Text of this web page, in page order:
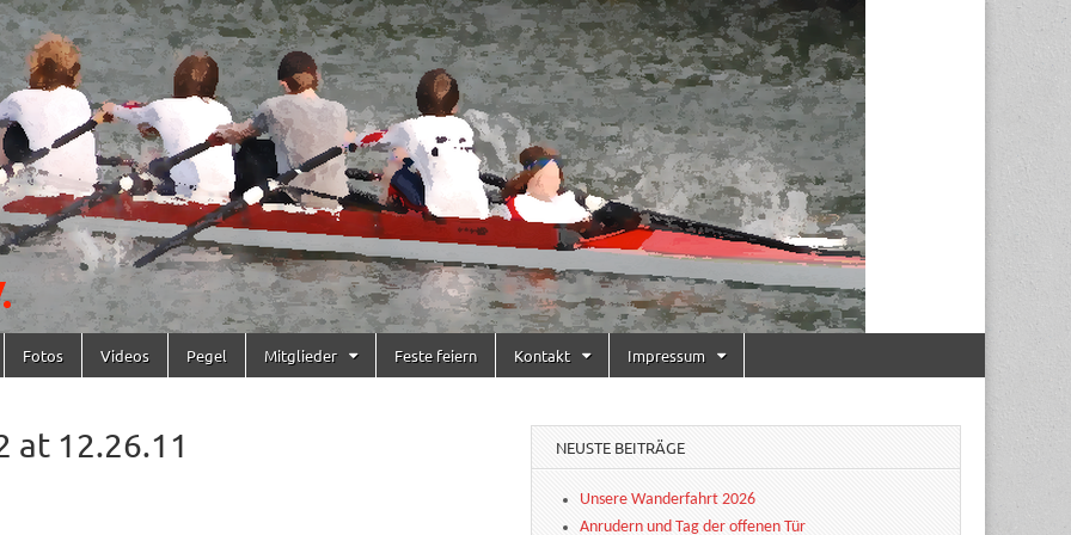
Fotos Videos Pegel Mitglieder Feste feiern Kontakt Impressum
at 12.26.11 NEUSTE BEITRÄGE
Unsere Wanderfahrt 2026
Anrudern und Tag der offenen Tür